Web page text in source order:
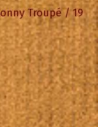
Troupé/19